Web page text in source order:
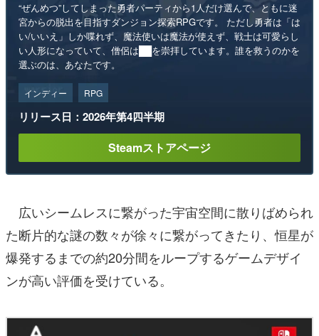
“ぜんめつ”してしまった勇者パーティから1人だけ選んで、ともに迷
宮からの脱出を目指すダンジョン探索RPGです。 ただし勇者は「は
い/いいえ」しか喋れず、魔法使いは魔法が使えず、戦士は可愛らし
い人形になっていて、僧侶は██を崇拝しています。誰を救うのかを
選ぶのは、あなたです。
インディー RPG
リリース日：2026年第4四半期
Steamストアページ
広いシームレスに繋がった宇宙空間に散りばめられ
た断片的な謎の数々が徐々に繋がってきたり、恒星が
爆発するまでの約20分間をループするゲームデザイ
ンが高い評価を受けている。